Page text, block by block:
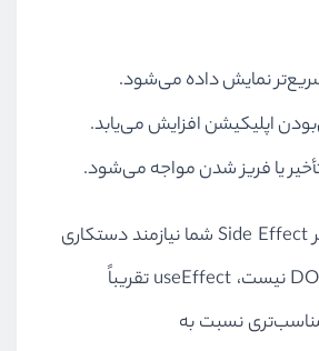
نمایش داده می‌شود.
اپلیکیشن افزایش می‌یابد.
تأخیر یا فریز شدن مواجه می‌شود.
به همین دلیل، اگر Side Effect شما نیازمند دستکاری
بصری فوری در DOM نیست، useEffect تقریباً
نسبت به